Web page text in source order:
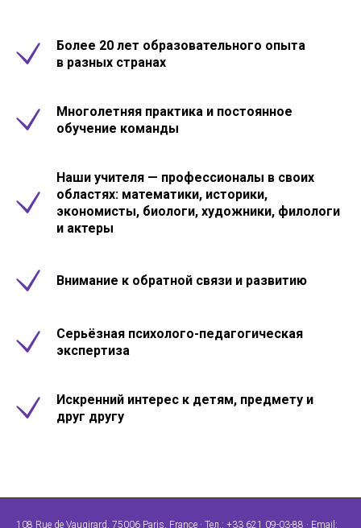
Более 20 лет образовательного опыта
в разных странах
Многолетняя практика и постоянное
обучение команды
Наши учителя — профессионалы в своих
областях: математики, историки,
экономисты, биологи, художники, филологи
и актеры
Внимание к обратной связи и развитию
Серьёзная психолого-педагогическая
экспертиза
Искренний интерес к детям, предмету и
друг другу
108 Rue de Vaugirard, 75006 Paris, France · Тел.: +33 621 09-03-88 · Email: